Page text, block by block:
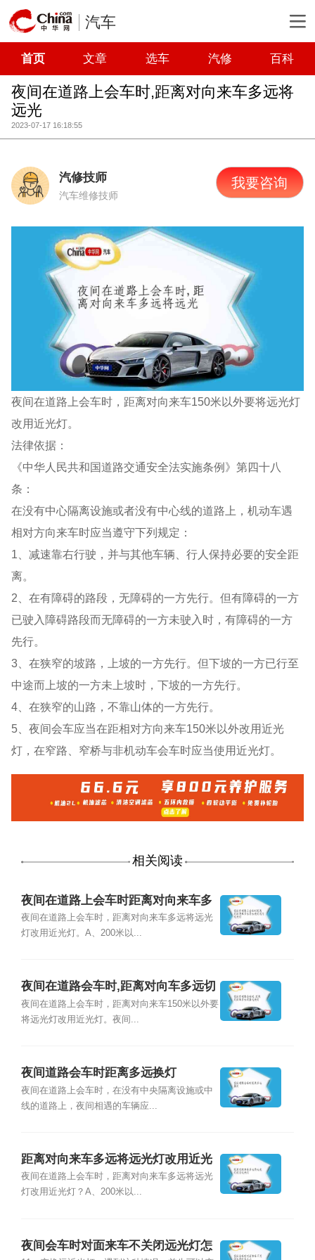
汽车
首页 文章 选车 汽修 百科
夜间在道路上会车时,距离对向来车多远将
远光
2023-07-17 16:18:55
汽修技师
汽车维修技师
我要咨询
夜间在道路上会车时，距离对向来车150米以外要将远光灯
改用近光灯。
法律依据：
《中华人民共和国道路交通安全法实施条例》第四十八
条：
在没有中心隔离设施或者没有中心线的道路上，机动车遇
相对方向来车时应当遵守下列规定：
1、减速靠右行驶，并与其他车辆、行人保持必要的安全距
离。
2、在有障碍的路段，无障碍的一方先行。但有障碍的一方
已驶入障碍路段而无障碍的一方未驶入时，有障碍的一方
先行。
3、在狭窄的坡路，上坡的一方先行。但下坡的一方已行至
中途而上坡的一方未上坡时，下坡的一方先行。
4、在狭窄的山路，不靠山体的一方先行。
5、夜间会车应当在距相对方向来车150米以外改用近光
灯，在窄路、窄桥与非机动车会车时应当使用近光灯。
相关阅读
夜间在道路上会车时距离对向来车多
远将远光灯改用近光灯
夜间在道路上会车时，距离对向来车多远将远光
灯改用近光灯。A、200米以...
夜间在道路会车时,距离对向车多远切
换近光灯
夜间在道路上会车时，距离对向来车150米以外要
将远光灯改用近光灯。夜间...
夜间道路会车时距离多远换灯
夜间在道路上会车时，在没有中央隔离设施或中
线的道路上，夜间相遇的车辆应...
距离对向来车多远将远光灯改用近光
灯
夜间在道路上会车时，距离对向来车多远将远光
灯改用近光灯？A、200米以...
夜间会车时对面来车不关闭远光灯怎